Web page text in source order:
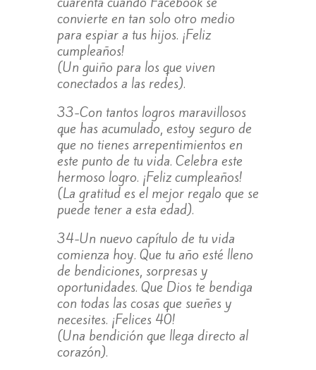
convierte en tan solo otro medio
para espiar a tus hijos. ¡Feliz
cumpleaños!
(Un guiño para los que viven
conectados a las redes).
33-Con tantos logros maravillosos
que has acumulado, estoy seguro de
que no tienes arrepentimientos en
este punto de tu vida. Celebra este
hermoso logro. ¡Feliz cumpleaños!
(La gratitud es el mejor regalo que se
puede tener a esta edad).
34-Un nuevo capítulo de tu vida
comienza hoy. Que tu año esté lleno
de bendiciones, sorpresas y
oportunidades. Que Dios te bendiga
con todas las cosas que sueñes y
necesites. ¡Felices 40!
(Una bendición que llega directo al
corazón).